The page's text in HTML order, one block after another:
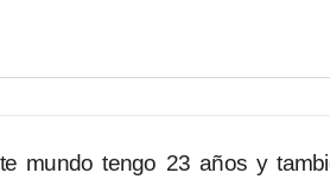
mundo tengo 23 años y